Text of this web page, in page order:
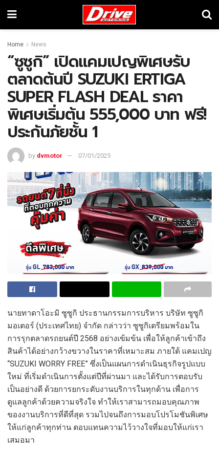
Home News
“ซูซูกิ” เปิดแคมเปญพิเศษรับ
ตลาดต้นปี SUZUKI ERTIGA
SUPER FLASH DEAL ราคา
พิเศษเริ่มต้น 555,000 บาท ฟรี!
ประกันภัยชั้น 1
by dvmotor 07/01/2025
นายทาดาโอะมิ ซูซูกิ ประธานกรรมการบริหาร บริษัท ซูซูกิ
มอเตอร์ (ประเทศไทย) จำกัด กล่าวว่า ซูซูกิเตรียมพร้อมใน
การรุกตลาดรถยนต์ปี 2568 อย่างเข้มข้น เพื่อให้ลูกค้าเข้าถึง
สินค้าได้อย่างกว้างขวางในราคาที่เหมาะสม ภายใต้ แคมเปญ
“SUZUKI WORRY FREE” ซึ่งเป็นแผนการดำเนินธุรกิจรูปแบบ
ใหม่ ที่เริ่มดำเนินการตั้งแต่ปีที่ผ่านมา และได้รับการตอบรับ
เป็นอย่างดี ด้วยการยกระดับงานบริการในทุกด้าน เพื่อการ
ดูแลลูกค้าด้วยความจริงใจ ทำให้เราสามารถมอบคุณภาพ
ของงานบริการที่ดีที่สุด รวมไปจนถึงการมอบโปรโมชันพิเศษ
ให้แก่ลูกค้าทุกท่าน ตอบแทนความไว้วางใจที่มอบให้แก่เรา
เสมอมา